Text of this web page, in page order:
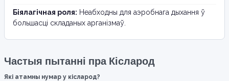
Біялагічная роля: Неабходны для аэробнага дыхання ў
большасці складаных арганізмаў.
Частыя пытанні пра Кісларод
Які атамны нумар у кісларод?